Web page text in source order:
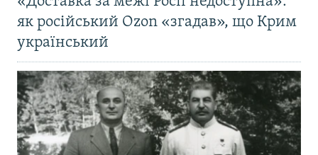
як російський Ozon «згадав», що Крим
український